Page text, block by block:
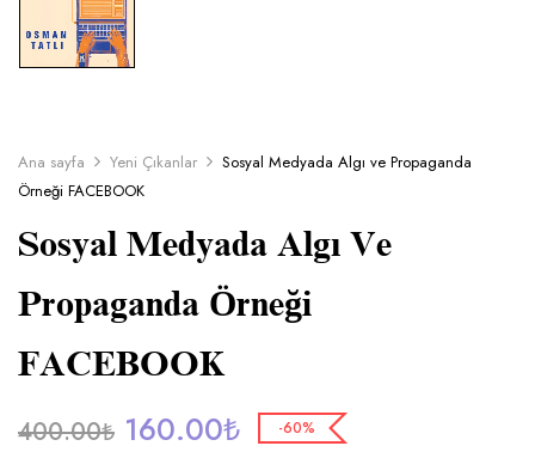
Ana sayfa Yeni Çıkanlar
Sosyal Medyada Algı ve Propaganda
Örneği FACEBOOK
Sosyal Medyada Algı Ve
Propaganda Örneği
FACEBOOK
400.00₺ 160.00₺ -60%